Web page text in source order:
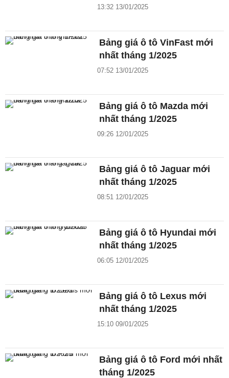
13:32 13/01/2025
Bảng giá ô tô VinFast mới
nhất tháng 1/2025
07:52 13/01/2025
Bảng giá ô tô Mazda mới
nhất tháng 1/2025
09:26 12/01/2025
Bảng giá ô tô Jaguar mới
nhất tháng 1/2025
08:51 12/01/2025
Bảng giá ô tô Hyundai mới
nhất tháng 1/2025
06:05 12/01/2025
Bảng giá ô tô Lexus mới
nhất tháng 1/2025
15:10 09/01/2025
Bảng giá ô tô Ford mới nhất
tháng 1/2025